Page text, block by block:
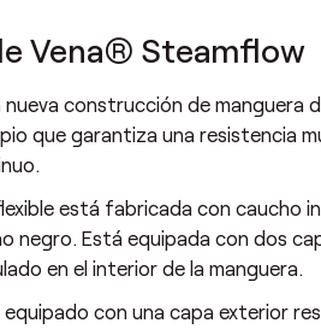
Vena® Steamflow
construcción de manguera
que garantiza una resistencia
está fabricada con caucho
negro. Está equipada con dos
en el interior de la manguera.
con una capa exterior